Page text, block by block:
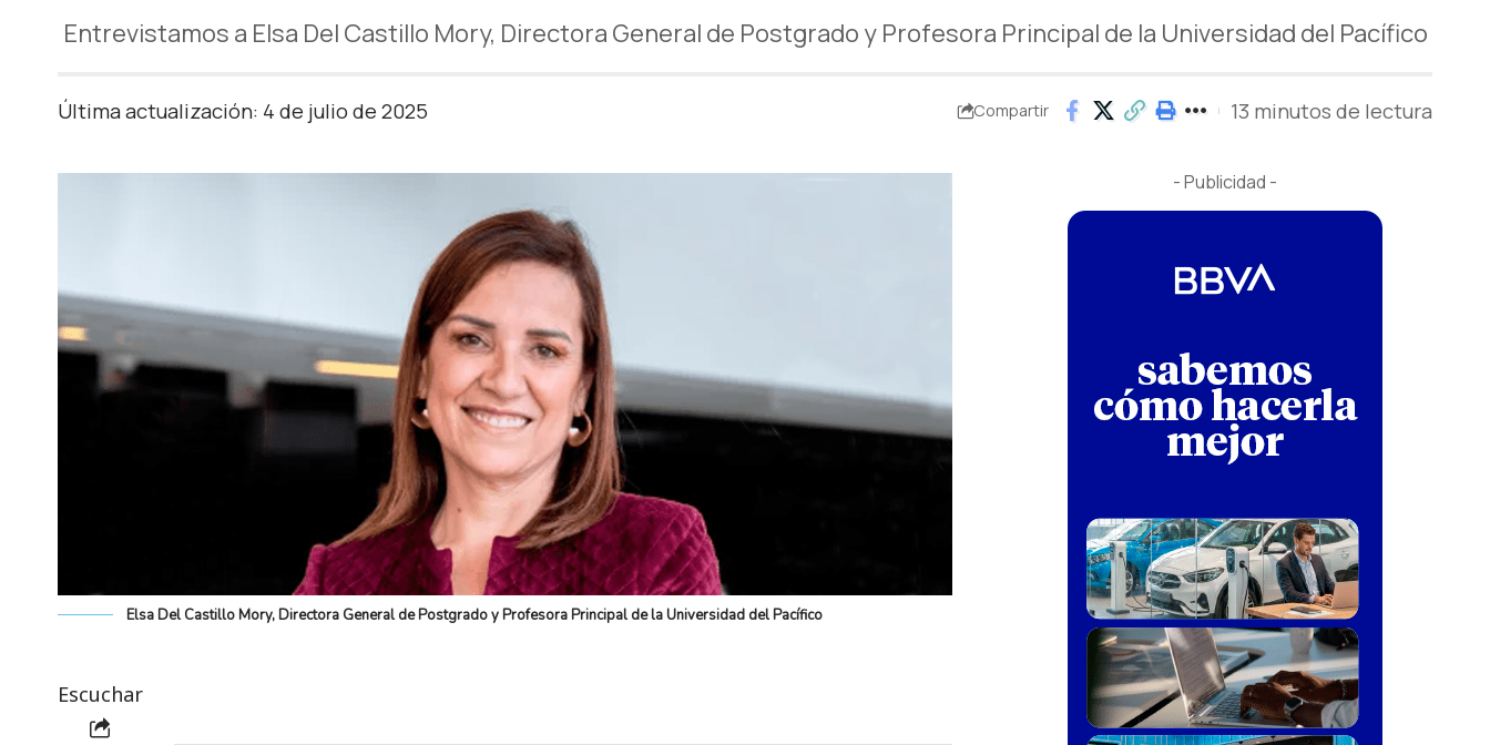
Entrevistamos a Elsa Del Castillo Mory, Directora General de Postgrado y Profesora Principal de la Universidad del Pacífico
Última actualización: 4 de julio de 2025 Compartir 13 minutos de lectura
Elsa Del Castillo Mory, Directora General de Postgrado y Profesora Principal de la Universidad del Pacífico
Escuchar
- Publicidad -